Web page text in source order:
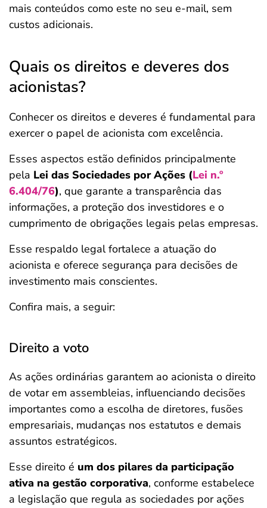
mais conteúdos como este no seu e-mail, sem
custos adicionais.
Quais os direitos e deveres dos
acionistas?
Conhecer os direitos e deveres é fundamental para
exercer o papel de acionista com excelência.
Esses aspectos estão definidos principalmente
pela Lei das Sociedades por Ações (Lei n.º
6.404/76), que garante a transparência das
informações, a proteção dos investidores e o
cumprimento de obrigações legais pelas empresas.
Esse respaldo legal fortalece a atuação do
acionista e oferece segurança para decisões de
investimento mais conscientes.
Confira mais, a seguir:
Direito a voto
As ações ordinárias garantem ao acionista o direito
de votar em assembleias, influenciando decisões
importantes como a escolha de diretores, fusões
empresariais, mudanças nos estatutos e demais
assuntos estratégicos.
Esse direito é um dos pilares da participação
ativa na gestão corporativa, conforme estabelece
a legislação que regula as sociedades por ações